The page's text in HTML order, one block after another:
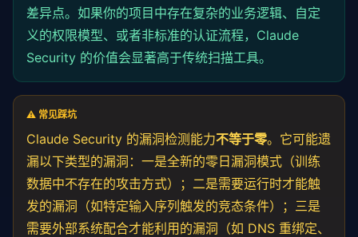
差异点。如果你的项目中存在复杂的业务逻辑、自定
义的权限模型、或者非标准的认证流程，Claude
Security 的价值会显著高于传统扫描工具。
⚠️ 常见踩坑
Claude Security 的漏洞检测能力不等于零。它可能遗
漏以下类型的漏洞：一是全新的零日漏洞模式（训练
数据中不存在的攻击方式）；二是需要运行时才能触
发的漏洞（如特定输入序列触发的竞态条件）；三是
需要外部系统配合才能利用的漏洞（如 DNS 重绑定、